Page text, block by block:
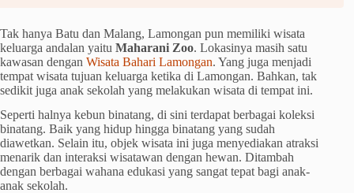
Tak hanya Batu dan Malang, Lamongan pun memiliki wisata
keluarga andalan yaitu Maharani Zoo. Lokasinya masih satu
kawasan dengan Wisata Bahari Lamongan. Yang juga menjadi
tempat wisata tujuan keluarga ketika di Lamongan. Bahkan, tak
sedikit juga anak sekolah yang melakukan wisata di tempat ini.
Seperti halnya kebun binatang, di sini terdapat berbagai koleksi
binatang. Baik yang hidup hingga binatang yang sudah
diawetkan. Selain itu, objek wisata ini juga menyediakan atraksi
menarik dan interaksi wisatawan dengan hewan. Ditambah
dengan berbagai wahana edukasi yang sangat tepat bagi anak-
anak sekolah.